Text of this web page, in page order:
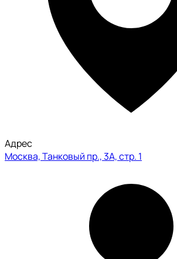
Адрес
Москва, Танковый пр., 3А, стр. 1